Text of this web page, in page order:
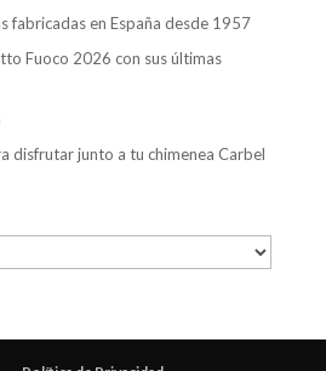
fabricadas en España desde 1957
Fuoco 2026 con sus últimas
disfrutar junto a tu chimenea Carbel